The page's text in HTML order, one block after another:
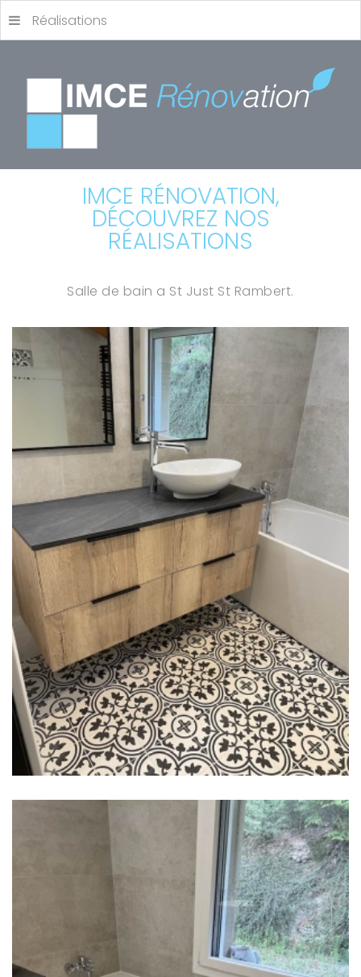
Réalisations
IMCE RÉNOVATION,
DÉCOUVREZ NOS
RÉALISATIONS
Salle de bain a St Just St Rambert.